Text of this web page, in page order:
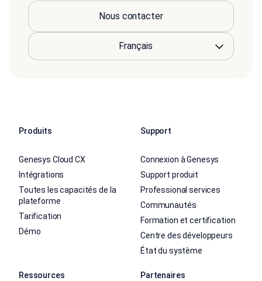
Nous contacter
Produits
Genesys Cloud CX
Intégrations
Toutes les capacités de la
plateforme
Tarification
Démo
Support
Connexion à Genesys
Support produit
Professional services
Communautés
Formation et certification
Centre des développeurs
État du système
Ressources Partenaires